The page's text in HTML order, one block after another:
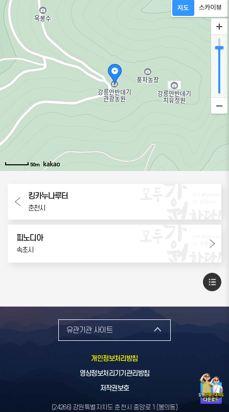
50m
킹카누나루터
춘천시
피노디아
속초시
개인정보처리방침
영상정보처리기기관리방침
저작권보호
(24266) 강원특별자치도 춘천시 중앙로 1 (봉의동)
유관기관 사이트